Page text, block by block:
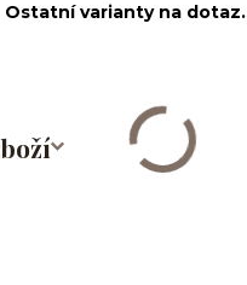
varianty na dotaz.